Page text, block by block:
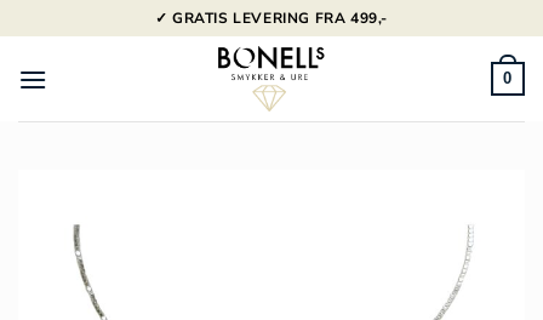
til
indhold
✓ GRATIS LEVERING FRA 499,-
0